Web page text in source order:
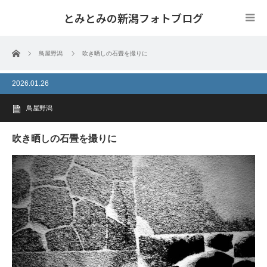
とみとみの新潟フォトブログ
ホーム 鳥屋野潟 吹き晒しの石畳を撮りに
2026.01.26
鳥屋野潟
吹き晒しの石畳を撮りに